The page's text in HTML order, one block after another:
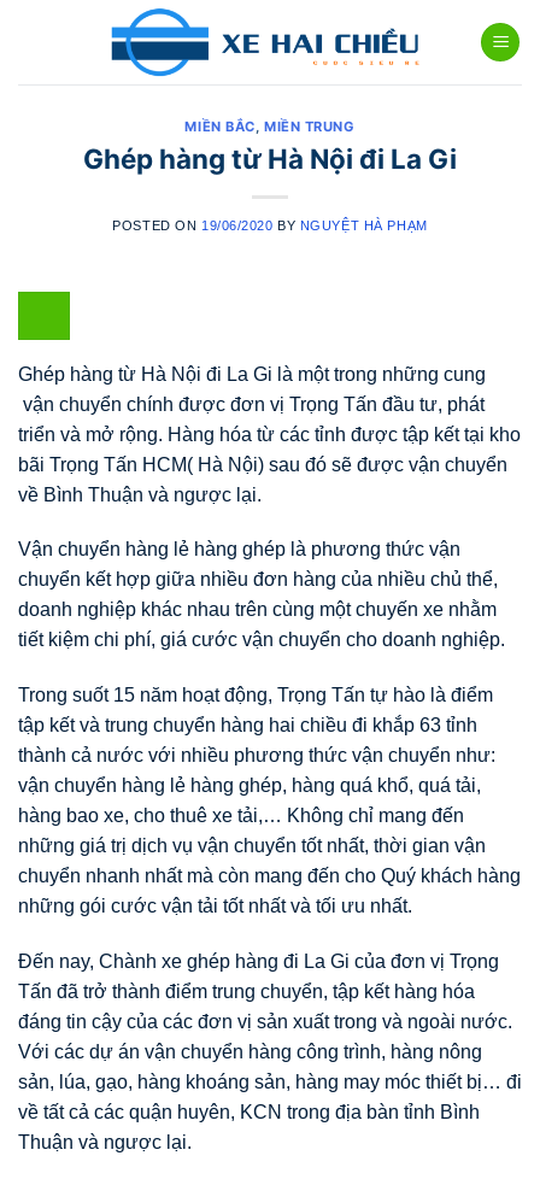
MIỀN BẮC, MIỀN TRUNG
Ghép hàng từ Hà Nội đi La Gi
POSTED ON 19/06/2020 BY NGUYỆT HÀ PHẠM
Ghép hàng từ Hà Nội đi La Gi là một trong những cung
vận chuyển chính được đơn vị Trọng Tấn đầu tư, phát
triển và mở rộng. Hàng hóa từ các tỉnh được tập kết tại kho
bãi Trọng Tấn HCM( Hà Nội) sau đó sẽ được vận chuyển
về Bình Thuận và ngược lại.
Vận chuyển hàng lẻ hàng ghép là phương thức vận
chuyển kết hợp giữa nhiều đơn hàng của nhiều chủ thể,
doanh nghiệp khác nhau trên cùng một chuyến xe nhằm
tiết kiệm chi phí, giá cước vận chuyển cho doanh nghiệp.
Trong suốt 15 năm hoạt động, Trọng Tấn tự hào là điểm
tập kết và trung chuyển hàng hai chiều đi khắp 63 tỉnh
thành cả nước với nhiều phương thức vận chuyển như:
vận chuyển hàng lẻ hàng ghép, hàng quá khổ, quá tải,
hàng bao xe, cho thuê xe tải,… Không chỉ mang đến
những giá trị dịch vụ vận chuyển tốt nhất, thời gian vận
chuyển nhanh nhất mà còn mang đến cho Quý khách hàng
những gói cước vận tải tốt nhất và tối ưu nhất.
Đến nay, Chành xe ghép hàng đi La Gi của đơn vị Trọng
Tấn đã trở thành điểm trung chuyển, tập kết hàng hóa
đáng tin cậy của các đơn vị sản xuất trong và ngoài nước.
Với các dự án vận chuyển hàng công trình, hàng nông
sản, lúa, gạo, hàng khoáng sản, hàng may móc thiết bị… đi
về tất cả các quận huyên, KCN trong địa bàn tỉnh Bình
Thuận và ngược lại.